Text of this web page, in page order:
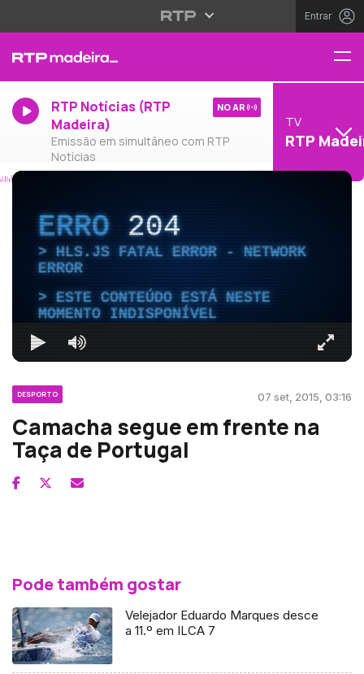
Entrar
RTP Notícias (RTP
Madeira)
Emissão em simultâneo com RTP
Notícias
NO AR
TV
RTP
ERRO204
HLS.JS FATAL ERROR - NETWORK
ERROR
ESTE CONTEÚDO ESTÁ NESTE
MOMENTO INDISPONÍVEL
DESPORTO 07 set, 2015, 03:16
Camacha segue em frente na
Taça de Portugal
Pode também gostar
Velejador Eduardo Marques desce
a 11.º em ILCA 7